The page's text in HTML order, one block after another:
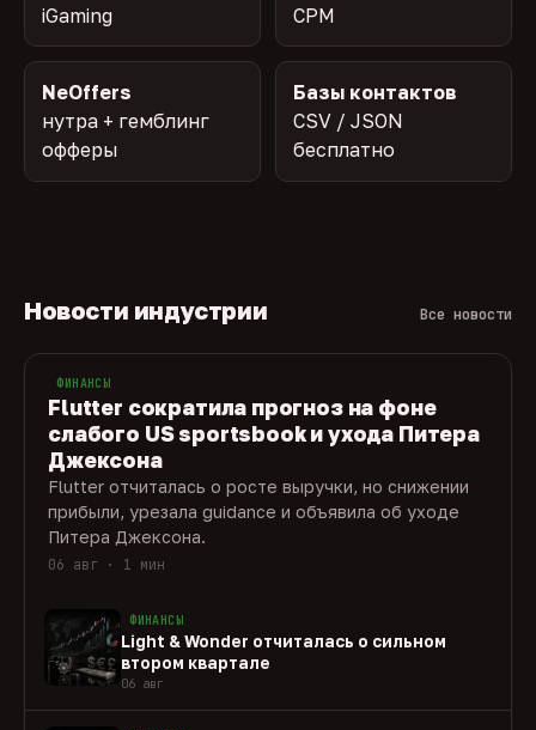
iGaming
CPM
NeOffers
нутра + гемблинг
офферы
Базы контактов
CSV / JSON
бесплатно
Новости индустрии Все новости
ФИНАНСЫ
Flutter сократила прогноз на фоне
слабого US sportsbook и ухода Питера
Джексона
Flutter отчиталась о росте выручки, но снижении
прибыли, урезала guidance и объявила об уходе
Питера Джексона.
06 авг · 1 мин
ФИНАНСЫ
Light & Wonder отчиталась о сильном
втором квартале
06 авг